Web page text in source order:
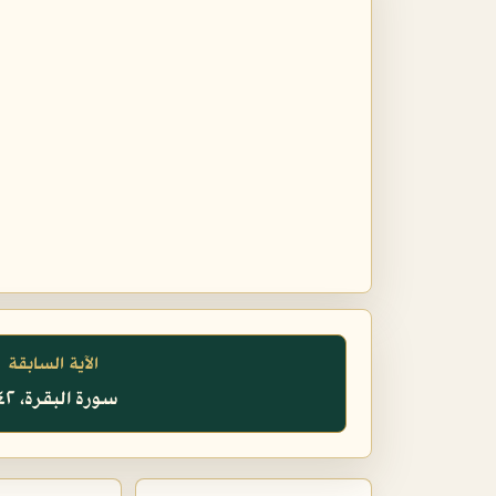
الآية السابقة
سورة البقرة، ٢٤٢